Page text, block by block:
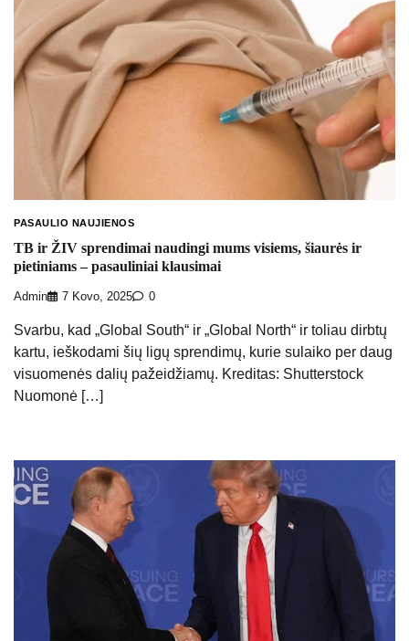
PASAULIO NAUJIENOS
TB ir ŽIV sprendimai naudingi mums visiems, šiaurės ir
pietiniams – pasauliniai klausimai
Admin 7 Kovo, 2025 0
Svarbu, kad „Global South“ ir „Global North“ ir toliau dirbtų
kartu, ieškodami šių ligų sprendimų, kurie sulaiko per daug
visuomenės dalių pažeidžiamų. Kreditas: Shutterstock
Nuomonė […]